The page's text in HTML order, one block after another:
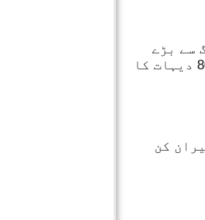
سے بڑے
پیمانے پر تباہی، 80 دیہات کا
کن